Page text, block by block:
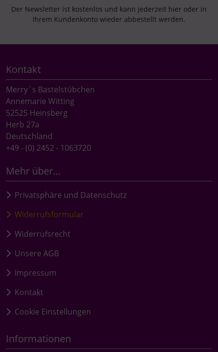
Der Newsletter ist kostenlos und kann jederzeit hier oder in
Ihrem Kundenkonto wieder abbestellt werden.
Kontakt
Merry`s Bastelstübchen
Annemarie Witting
52525 Heinsberg
Herb 27a
Deutschland
+49 - (0) 2452 - 1063720
Mehr über...
Privatsphäre und Datenschutz
Widerrufsformular
Widerrufsrecht
Unsere AGB
Impressum
Kontakt
Cookie Einstellungen
Informationen